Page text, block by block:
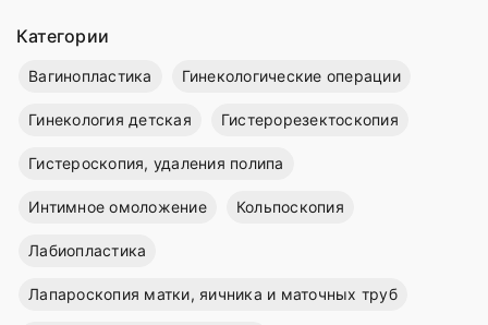
Категории
Вагинопластика Гинекологические операции
Гинекология детская Гистерорезектоскопия
Гистероскопия, удаления полипа
Интимное омоложение Кольпоскопия
Лабиопластика
Лапароскопия матки, яичника и маточных труб